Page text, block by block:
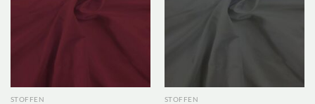
STOFFEN STOFFEN